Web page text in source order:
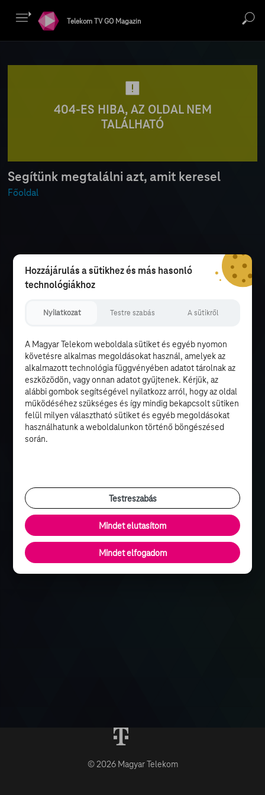
Telekom TV GO Magazin
404-ES HIBA, AZ OLDAL NEM
TALÁLHATÓ
Segítünk megtalálni azt, amit keresel
Főoldal
© 2026 Magyar Telekom
Hozzájárulás a sütikhez és más hasonló
technológiákhoz
Nyilatkozat Testre szabás A sütikről
A Magyar Telekom weboldala sütiket és egyéb nyomon
követésre alkalmas megoldásokat használ, amelyek az
alkalmazott technológia függvényében adatot tárolnak az
eszközödön, vagy onnan adatot gyűjtenek. Kérjük, az
alábbi gombok segítségével nyilatkozz arról, hogy az oldal
működéséhez szükséges és így mindig bekapcsolt sütiken
felül milyen választható sütiket és egyéb megoldásokat
használhatunk a weboldalunkon történő böngészésed
során.
Testreszabás
Mindet elutasítom
Mindet elfogadom